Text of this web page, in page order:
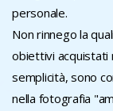
personale.
Non rinnego la
obiettivi acquistati
semplicità, sono
nella fotografia